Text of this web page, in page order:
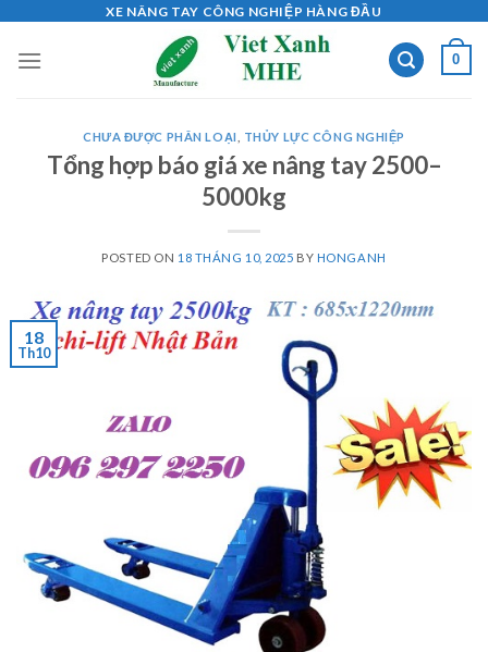
content
XE NÂNG TAY CÔNG NGHIỆP HÀNG ĐẦU
0
CHƯA ĐƯỢC PHÂN LOẠI THỦY LỰC CÔNG NGHIỆP
Tổng hợp báo giá xe nâng tay 2500–
5000kg
POSTED ON 18 THÁNG 10, 2025 BY HONGANH
18
Th10